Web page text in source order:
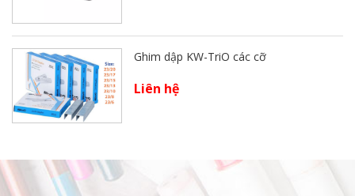
Ghim dập KW-TriO các cỡ
Liên hệ